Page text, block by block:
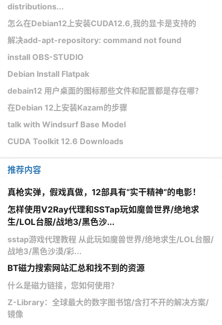
distributions...
​怎么在Debian12上安装CUDA12.6,我的显卡是支持的
解决add-apt-repository: command not found
install OBS-STUDIO
Debian Install Flatpak
debain12 用户桌面的图标那些文件和配置都是存在哪？
在Debian 12上安装Kazam的步骤
talk with Windsurf Base Model
CUDA Toolkit 12.6 Downloads
推荐内容
真枪实弹，假戏真做，12部具有“实干精神”的电影！
怎样使用V2Ray代理和SSTap玩如魔兽世界/绝地求
生/LOL台服/战地3/黑色沙...
sstap游戏代理教程 从此玩如魔兽世界/绝地求生/LOL台服/
战地3/黑色沙漠/彩...
BT磁力搜索网站汇总和找不到的资源
什么是磁力链接，您如何使用？
Z-Library：全球最大的数字图书馆/含打不开的解决方案/
镜像